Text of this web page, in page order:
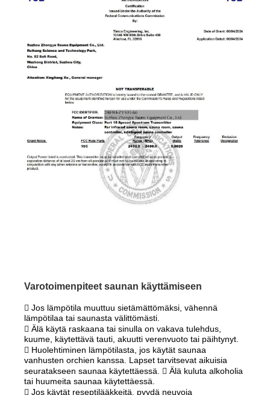
Varotoimenpiteet saunan käyttämiseen
 Jos lämpötila muuttuu sietämättömäksi, vähennä
lämpötilaa tai saunasta välittömästi.
 Älä käytä raskaana tai sinulla on vakava tulehdus,
kuume, käytettävä tauti, akuutti verenvuoto tai päihtynyt.
 Huolehtiminen lämpötilasta, jos käytät saunaa
vanhusten orchien kanssa. Lapset tarvitsevat aikuisia
seuratakseen saunaa käytettäessä.  Älä kuluta alkoholia
tai huumeita saunaa käytettäessä.
 Jos käytät reseptilääkkeitä, pyydä neuvoja